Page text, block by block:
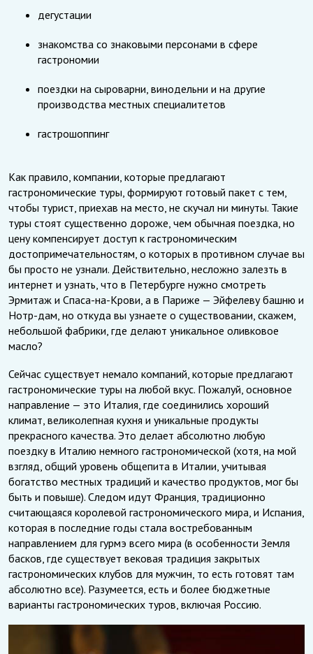
дегустации
знакомства со знаковыми персонами в сфере
гастрономии
поездки на сыроварни, винодельни и на другие
производства местных специалитетов
гастрошоппинг
Как правило, компании, которые предлагают
гастрономические туры, формируют готовый пакет с тем,
чтобы турист, приехав на место, не скучал ни минуты. Такие
туры стоят существенно дороже, чем обычная поездка, но
цену компенсирует доступ к гастрономическим
достопримечательностям, о которых в противном случае вы
бы просто не узнали. Действительно, несложно залезть в
интернет и узнать, что в Петербурге нужно смотреть
Эрмитаж и Спаса-на-Крови, а в Париже — Эйфелеву башню и
Нотр-дам, но откуда вы узнаете о существовании, скажем,
небольшой фабрики, где делают уникальное оливковое
масло?
Сейчас существует немало компаний, которые предлагают
гастрономические туры на любой вкус. Пожалуй, основное
направление — это Италия, где соединились хороший
климат, великолепная кухня и уникальные продукты
прекрасного качества. Это делает абсолютно любую
поездку в Италию немного гастрономической (хотя, на мой
взгляд, общий уровень общепита в Италии, учитывая
богатство местных традиций и качество продуктов, мог бы
быть и повыше). Следом идут Франция, традиционно
считающаяся королевой гастрономического мира, и Испания,
которая в последние годы стала востребованным
направлением для гурмэ всего мира (в особенности Земля
басков, где существует вековая традиция закрытых
гастрономических клубов для мужчин, то есть готовят там
абсолютно все). Разумеется, есть и более бюджетные
варианты гастрономических туров, включая Россию.